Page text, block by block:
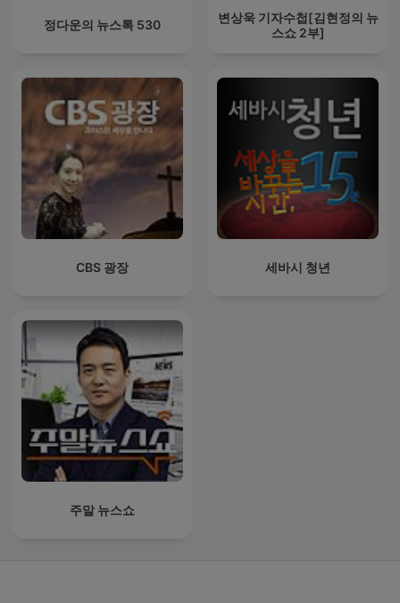
정다운의 뉴스톡 530
변상욱 기자수첩[김현정의 뉴
스쇼 2부]
CBS 광장 세바시 청년
주말 뉴스쇼